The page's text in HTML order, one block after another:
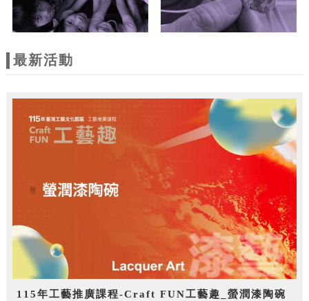
最新活動
115年工藝推廣課程-Craft FUN工藝趣_螢潤漆陶碗